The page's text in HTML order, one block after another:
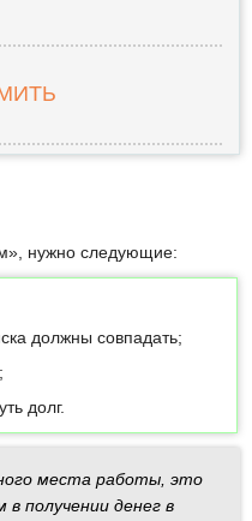
нужно следующие:
должны совпадать;
долг.
места работы, это
получении денег в